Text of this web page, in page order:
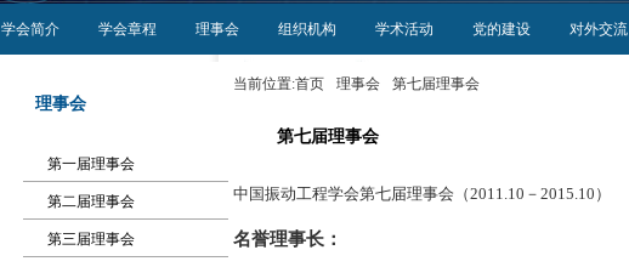
学会简介 学会章程 理事会 组织机构 学术活动 党的建设 对外交流
理事会
第一届理事会
第二届理事会
第三届理事会
当前位置:首页 理事会 第七届理事会
第七届理事会
中国振动工程学会第七届理事会（2011.10－2015.10）
名誉理事长：